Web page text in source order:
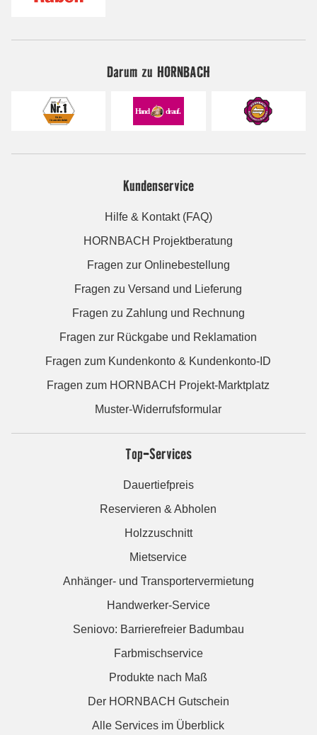
Darum zu HORNBACH
Kundenservice
Hilfe & Kontakt (FAQ)
HORNBACH Projektberatung
Fragen zur Onlinebestellung
Fragen zu Versand und Lieferung
Fragen zu Zahlung und Rechnung
Fragen zur Rückgabe und Reklamation
Fragen zum Kundenkonto & Kundenkonto-ID
Fragen zum HORNBACH Projekt-Marktplatz
Muster-Widerrufsformular
Top-Services
Dauertiefpreis
Reservieren & Abholen
Holzzuschnitt
Mietservice
Anhänger- und Transportervermietung
Handwerker-Service
Seniovo: Barrierefreier Badumbau
Farbmischservice
Produkte nach Maß
Der HORNBACH Gutschein
Alle Services im Überblick